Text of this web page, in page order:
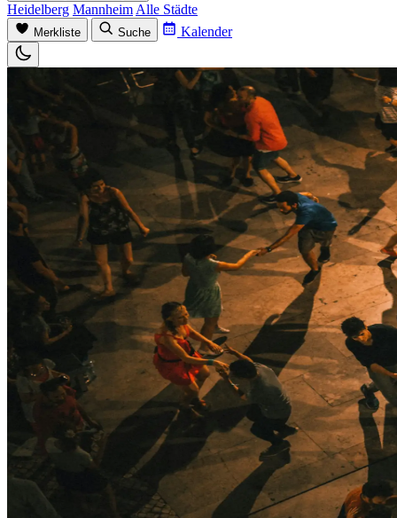
Heidelberg Mannheim Alle Städte
Merkliste Suche Kalender